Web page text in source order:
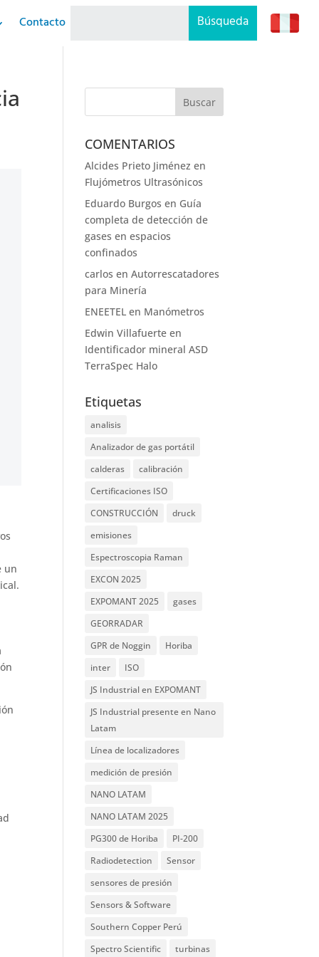
Contacto
un
COMENTARIOS
Alcides Prieto Jiménez en
Flujómetros Ultrasónicos
Eduardo Burgos en Guía
completa de detección de
gases en espacios
confinados
carlos enAutorrescatadores
para Minería
ENEETEL en Manómetros
Edwin Villafuerte en
Identificador mineral ASD
TerraSpec Halo
Etiquetas
analisis
Analizador de gas portátil
calderas
calibración
Certificaciones ISO
CONSTRUCCIÓN
druck
emisiones
Espectroscopia Raman
EXCON 2025
EXPOMANT 2025
gases
GEORRADAR
GPR de Noggin
Horiba
inter
ISO
JS Industrial en EXPOMANT
JS Industrial presente en Nano
Latam
Línea de localizadores
medición de presión
NANO LATAM
NANO LATAM 2025
PG300 de Horiba
PI-200
Radiodetection
Sensor
sensores de presión
Sensors & Software
Southern Copper Perú
Spectro Scientific
turbinas